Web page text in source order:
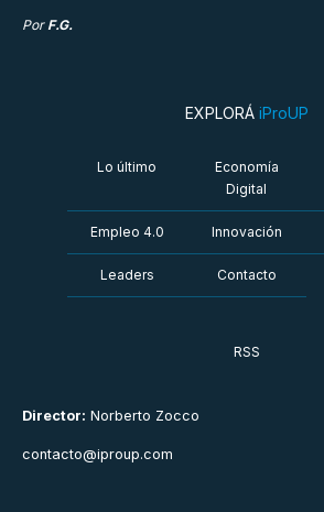
Por F.G.
Director: Norberto Zocco
contacto@iproup.com
EXPLORÁ iProUP
Lo último
Economía
Digital
Empleo 4.0 Innovación
Leaders Contacto
RSS